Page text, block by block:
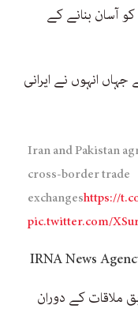
کو آسان بنانے کے
جہاں انہوں نے ایرانی
Iran and Pakistan
cross‑border trade
exchangeshttps://
pic.twitter.com/
ملاقات کے دوران